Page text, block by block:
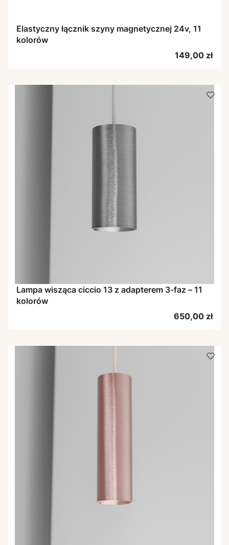
Elastyczny łącznik szyny magnetycznej 24v, 11
kolorów
Cena
149,00 zł
Lampa wisząca ciccio 13 z adapterem 3-faz – 11
kolorów
Cena
650,00 zł